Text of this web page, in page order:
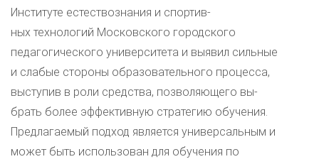
Институте естествознания и спортив-
ных технологий Московского городского
педагогического университета и выявил сильные
и слабые стороны образовательного процесса,
выступив в роли средства, позволяющего вы-
брать более эффективную стратегию обучения.
Предлагаемый подход является универсальным и
может быть использован для обучения по